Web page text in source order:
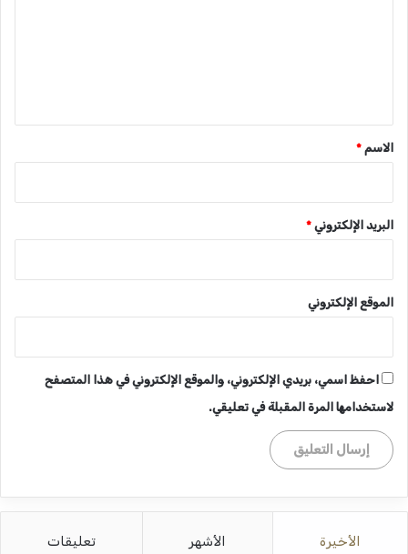
*الاسم *
البريد الإلكتروني *
الموقع الإلكتروني
احفظ اسمي، بريدي الإلكتروني، والموقع الإلكتروني في هذا المتصفح
لاستخدامها المرة المقبلة في تعليقي.
الأخيرة الأشهر تعليقات